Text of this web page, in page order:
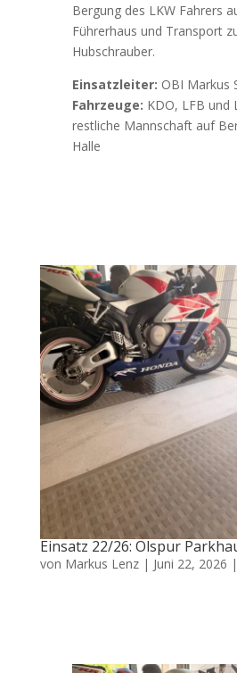
Bergung des LKW Fahrers
Führerhaus und Transport
Hubschrauber.
Einsatzleiter: OBI Markus
Fahrzeuge: KDO, LFB und
restliche Mannschaft auf
Halle
Einsatz 22/26: Ölspur
von Markus Lenz| Juni 22, 2026 |